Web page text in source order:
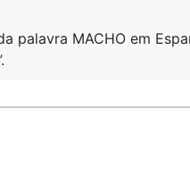
palavra MACHO em